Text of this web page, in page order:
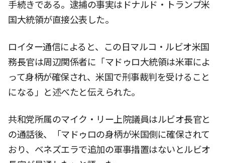
手続きである。逮捕の事実はドナルド・トランプ米
国大統領が直接公表した。
ロイター通信によると、この日マルコ・ルビオ米国
務長官は周辺関係者に「マドゥロ大統領は米軍によ
って身柄が確保され、米国で刑事裁判を受けること
になる」と述べたと伝えられた。
共和党所属のマイク・リー上院議員はルビオ長官と
の通話後、「マドゥロの身柄が米国側に確保されて
おり、ベネズエラで追加の軍事措置はないとルビオ